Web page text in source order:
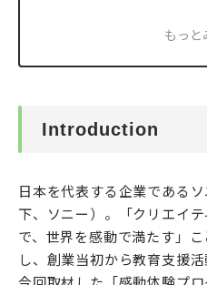
もっと
Introduction
日本を代表する企業である
下、ソニー）。「クリエイ
で、世界を感動で満たす」
し、創業当初から教育支援